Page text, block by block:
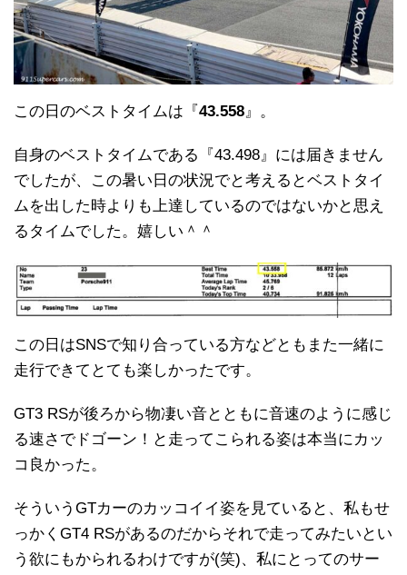
この日のベストタイムは『43.558』。
自身のベストタイムである『43.498』には届きません
でしたが、この暑い日の状況でと考えるとベストタイ
ムを出した時よりも上達しているのではないかと思え
るタイムでした。嬉しい＾＾
この日はSNSで知り合っている方などともまた一緒に
走行できてとても楽しかったです。
GT3 RSが後ろから物凄い音とともに音速のように感じ
る速さでドゴーン！と走ってこられる姿は本当にカッ
コ良かった。
そういうGTカーのカッコイイ姿を見ていると、私もせ
っかくGT4 RSがあるのだからそれで走ってみたいとい
う欲にもかられるわけですが(笑)、私にとってのサー